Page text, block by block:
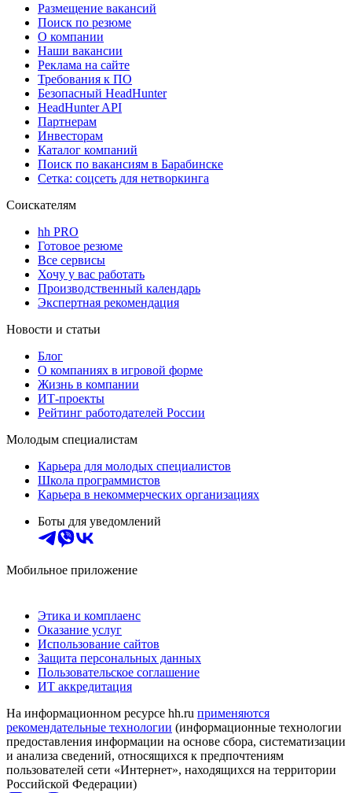
Размещение вакансий
Поиск по резюме
О компании
Наши вакансии
Реклама на сайте
Требования к ПО
Безопасный HeadHunter
HeadHunter API
Партнерам
Инвесторам
Каталог компаний
Поиск по вакансиям в Барабинске
Сетка: соцсеть для нетворкинга
Соискателям
hh PRO
Готовое резюме
Все сервисы
Хочу у вас работать
Производственный календарь
Экспертная рекомендация
Новости и статьи
Блог
О компаниях в игровой форме
Жизнь в компании
ИТ-проекты
Рейтинг работодателей России
Молодым специалистам
Карьера для молодых специалистов
Школа программистов
Карьера в некоммерческих организациях
Боты для уведомлений
Мобильное приложение
Этика и комплаенс
Оказание услуг
Использование сайтов
Защита персональных данных
Пользовательское соглашение
ИТ аккредитация
На информационном ресурсе hh.ru применяются
рекомендательные технологии (информационные технологии
предоставления информации на основе сбора, систематизации
и анализа сведений, относящихся к предпочтениям
пользователей сети «Интернет», находящихся на территории
Российской Федерации)